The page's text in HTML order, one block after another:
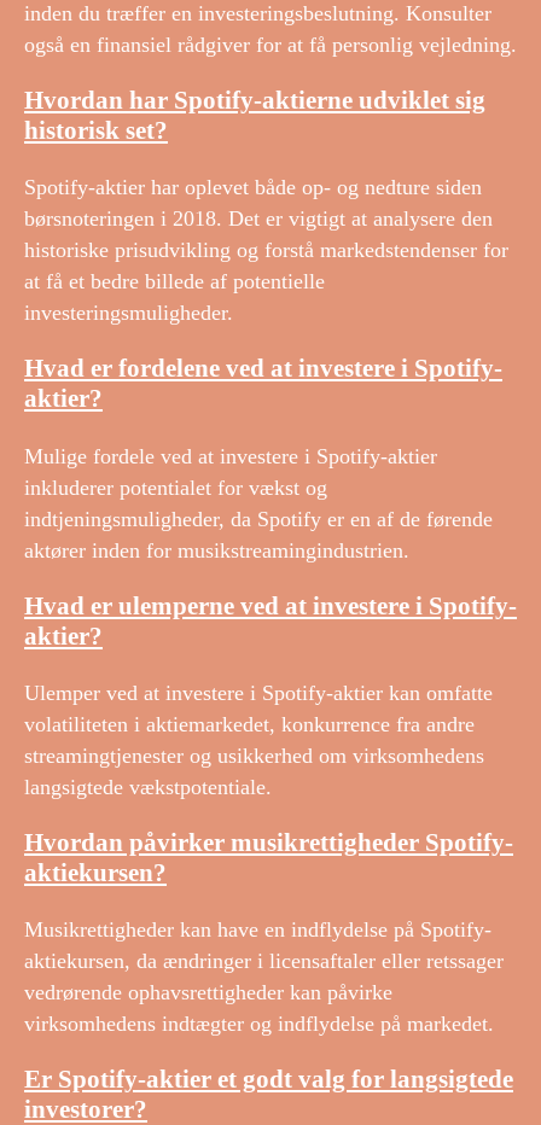
inden du træffer en investeringsbeslutning. Konsulter
også en finansiel rådgiver for at få personlig vejledning.
Hvordan har Spotify-aktierne udviklet sig
historisk set?
Spotify-aktier har oplevet både op- og nedture siden
børsnoteringen i 2018. Det er vigtigt at analysere den
historiske prisudvikling og forstå markedstendenser for
at få et bedre billede af potentielle
investeringsmuligheder.
Hvad er fordelene ved at investere i Spotify-
aktier?
Mulige fordele ved at investere i Spotify-aktier
inkluderer potentialet for vækst og
indtjeningsmuligheder, da Spotify er en af ​​de førende
aktører inden for musikstreamingindustrien.
Hvad er ulemperne ved at investere i Spotify-
aktier?
Ulemper ved at investere i Spotify-aktier kan omfatte
volatiliteten i aktiemarkedet, konkurrence fra andre
streamingtjenester og usikkerhed om virksomhedens
langsigtede vækstpotentiale.
Hvordan påvirker musikrettigheder Spotify-
aktiekursen?
Musikrettigheder kan have en indflydelse på Spotify-
aktiekursen, da ændringer i licensaftaler eller retssager
vedrørende ophavsrettigheder kan påvirke
virksomhedens indtægter og indflydelse på markedet.
Er Spotify-aktier et godt valg for langsigtede
investorer?